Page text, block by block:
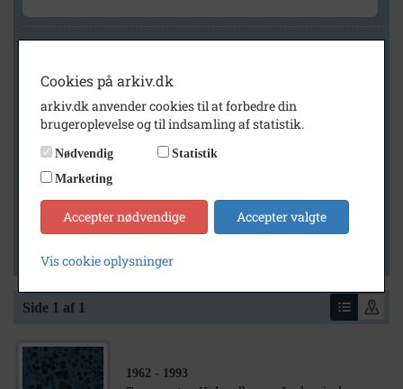
Geografi
Generelt
Vis kun med billeder
Vis kun med filmklip
Vis kun med lydklip
Vis kun med kilder
Vis kun med geo-tag
Side 1 af 1
1962 - 1993
Cookies på arkiv.dk
arkiv.dk anvender cookies til at forbedre din
brugeroplevelse og til indsamling af statistik.
Nødvendig
Statistik
Marketing
Accepter nødvendige Accepter valgte
Vis cookie oplysninger